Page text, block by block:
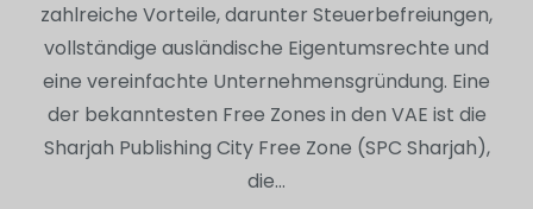
zahlreiche Vorteile, darunter Steuerbefreiungen,
vollständige ausländische Eigentumsrechte und
eine vereinfachte Unternehmensgründung. Eine
der bekanntesten Free Zones in den VAE ist die
Sharjah Publishing City Free Zone (SPC Sharjah),
die…